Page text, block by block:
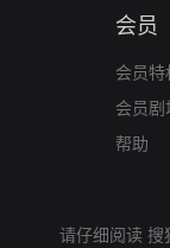
会员
会员特
会员剧
帮助
请仔细阅读 搜